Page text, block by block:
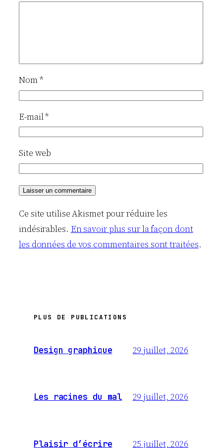
Nom*
E-mail*
Site web
Ce site utilise Akismet pour réduire les
indésirables. En savoir plus sur la façon dont
les données de vos commentaires sont traitées.
PLUS DE PUBLICATIONS
Design graphique 29 juillet, 2026
Les racines du mal 29 juillet, 2026
Plaisir d’écrire 25 juillet, 2026